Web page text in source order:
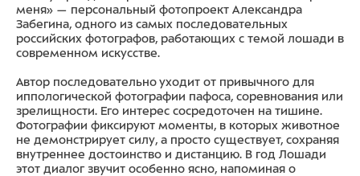
меня» — персональный фотопроект Александра
Забегина, одного из самых последовательных
российских фотографов, работающих с темой лошади в
современном искусстве.
Автор последовательно уходит от привычного для
иппологической фотографии пафоса, соревнования или
зрелищности. Его интерес сосредоточен на тишине.
Фотографии фиксируют моменты, в которых животное
не демонстрирует силу, а просто существует, сохраняя
внутреннее достоинство и дистанцию. В год Лошади
этот диалог звучит особенно ясно, напоминая о